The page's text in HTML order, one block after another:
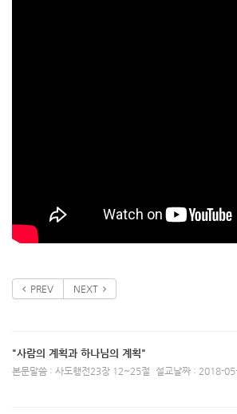
PREV NEXT
"사람의 계획과 하나님의 계획"
본문말씀 : 사도행전23장 12~25절 설교날짜 : 2018-